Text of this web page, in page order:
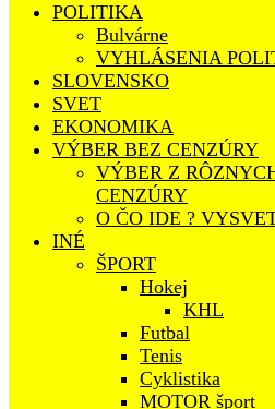
POLITIKA
Bulvárne
VYHLÁSENIA
SLOVENSKO
SVET
EKONOMIKA
VÝBER BEZ CENZÚRY
VÝBER Z
CENZÚRY
O ČO IDE ?
INÉ
ŠPORT
Hokej
KHL
Futbal
Tenis
Cyklistika
MOTOR šport